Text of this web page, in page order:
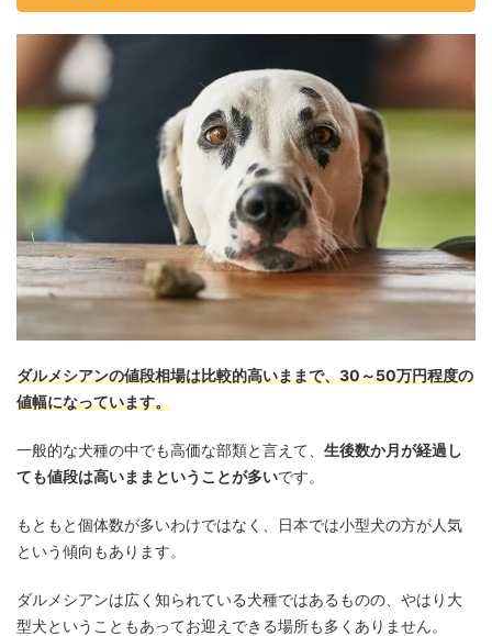
ダルメシアンの値段相場は比較的高いままで、30～50万円程度の
値幅になっています。
一般的な犬種の中でも高価な部類と言えて、 生後数か月が経過し
ても値段は高いままということが多いです。
もともと個体数が多いわけではなく、日本では小型犬の方が人気
という傾向もあります。
ダルメシアンは広く知られている犬種ではあるものの、やはり大
型犬ということもあってお迎えできる場所も多くありません。